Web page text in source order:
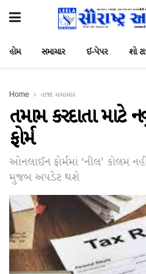
હોમ સમાચાર ઈ-પેપર શો
Home તાજા સમાચાર
તમામ કરદાતા માટે
ફોર્મ
ઓનલાઈન ફોર્મમાં ‘નીલ’ કોલમ
મુજબ અપડેટ થશે